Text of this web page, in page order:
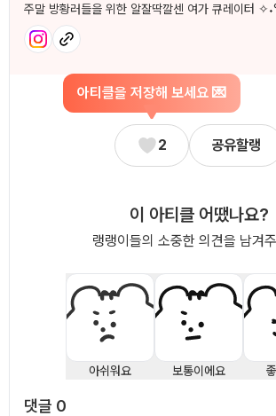
주말 방황러들을 위한 알잘딱깔센 여가 큐레이터
아티클을 저장해 보세요 💌
2 공유할랭
이 아티클 어땠나요?
랭랭이들의 소중한 의견을 남겨
아쉬워요 보통이에요
댓글 0